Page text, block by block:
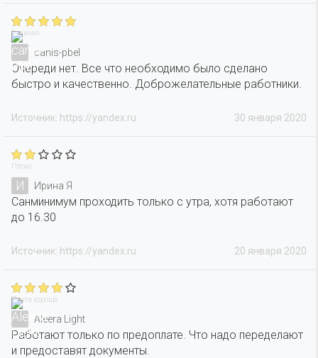
Отлично
canis-pbel
Очереди нет. Все что необходимо было сделано
быстро и качественно. Доброжелательные работники.
30 января 2020
Источник: https://yandex.ru
Плохо
И Ирина Я
Санминимум проходить только с утра, хотя работают
до 16.30
20 января 2020
Источник: https://yandex.ru
Почти хорошо
Aleera Light
Работают только по предоплате. Что надо переделают
и предоставят документы.